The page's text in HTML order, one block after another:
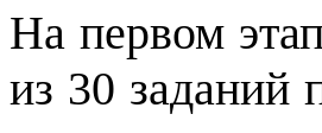
На первом
из 30 заданий